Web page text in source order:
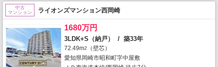
中古
マンション
ライオンズマンション西岡崎
1680万円
3LDK+S（納戸） / 築33年
72.49m2
（壁芯）
愛知県岡崎市昭和町字中屋敷